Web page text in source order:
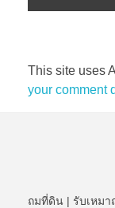
This site uses
your comment
ถมที่ดิน | รับเหม